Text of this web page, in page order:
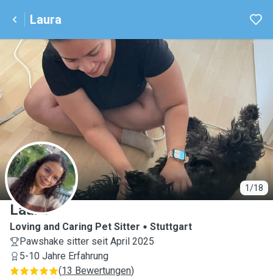
Laura
1/18
L
Laura
Loving and Caring Pet Sitter
Stuttgart
Pawshake sitter seit April 2025
5-10 Jahre Erfahrung
(13 Bewertungen)